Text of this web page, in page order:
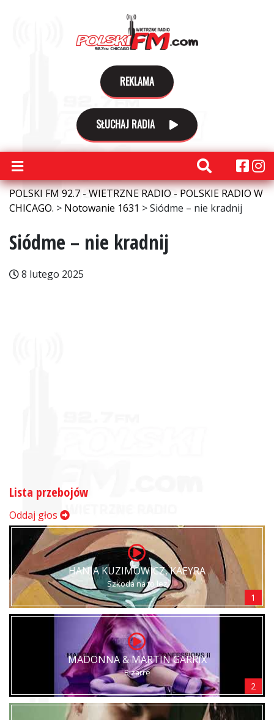
REKLAMA
SŁUCHAJ RADIA
POLSKI FM 92.7 - WIETRZNE RADIO - POLSKIE RADIO W
CHICAGO. > Notowanie 1631 >Siódme – nie kradnij
Siódme – nie kradnij
8 lutego 2025
Lista przebojów
Oddaj głos
HANIA KUZIMOWICZ, KAEYRA
Szkoda na to łez
1
MADONNA & MARTIN GARRIX
Bizarre
2